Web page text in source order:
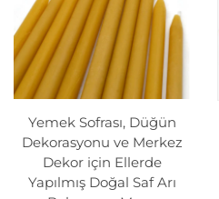
gelişimini desteklemiş ve
popülasyonlarının
olursunuz.
Bal mumu mumlar, alerjik
olmama özelliğiyle bilinir ve
veya diğer solunum yolu
Yemek Sofrası, Düğün
Dekorasyonu ve Merkez
Dekor için Ellerde
Yapılmış Doğal Saf Arı